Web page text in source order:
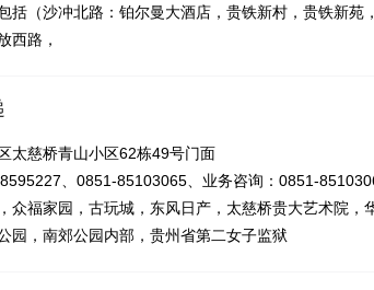
括（沙冲北路：铂尔曼大酒店，贵铁新村，贵铁新苑
西路，
太慈桥青山小区62栋49号门面
、0851-85103065、业务咨询：0851-
众福家园，古玩城，东风日产，太慈桥贵大艺术院，
园，南郊公园内部，贵州省第二女子监狱